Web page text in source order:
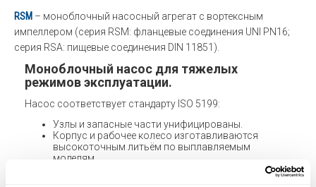
RSM – моноблочный насосный агрегат с вортексным
импеллером (серия RSM: фланцевые соединения UNI PN16;
серия RSA: пищевые соединения DIN 11851).
Моноблочный насос для тяжелых
режимов эксплуатации.
Насос соответствует стандарту ISO 5199:
Узлы и запасные части унифицированы.
Корпус и рабочее колесо изготавливаются
высокоточным литьём по выплавляемым
моделям.
Применяются стандартные электродвигатели IEC.
Устанавливаются различные типы уплотнений (от